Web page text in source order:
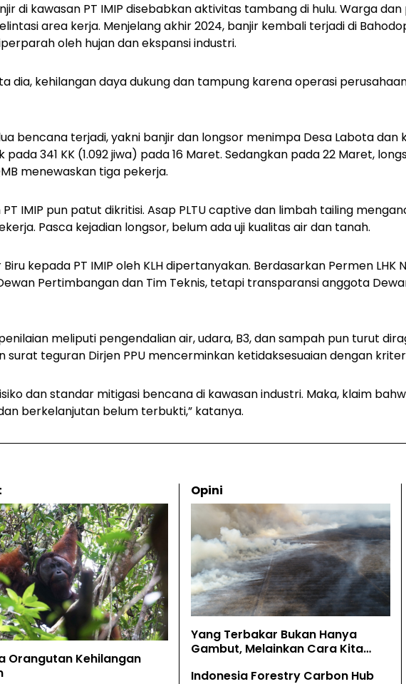
di kawasan PT IMIP disebabkan aktivitas tambang di hulu. Warga
area kerja. Menjelang akhir 2024, banjir kembali terjadi di
oleh hujan dan ekspansi industri.
dia, kehilangan daya dukung dan tampung karena operasi
bencana terjadi, yakni banjir dan longsor menimpa Desa Labota dan
pada 341 KK (1.092 jiwa) pada 16 Maret. Sedangkan pada 22 Maret,
menewaskan tiga pekerja.
IMIP pun patut dikritisi. Asap PLTU captive dan limbah tailing
Pasca kejadian longsor, belum ada uji kualitas air dan tanah.
kepada PT IMIP oleh KLH dipertanyakan. Berdasarkan Permen LHK
Pertimbangan dan Tim Teknis, tetapi transparansi anggota
meliputi pengendalian air, udara, B3, dan sampah pun turut
surat teguran Dirjen PPU mencerminkan ketidaksesuaian dengan
dan standar mitigasi bencana di kawasan industri. Maka, klaim
berkelanjutan belum terbukti,” katanya.
Orangutan Kehilangan
Opini
Yang Terbakar Bukan Hanya
Gambut, Melainkan Cara Kita
Indonesia Forestry Carbon Hub